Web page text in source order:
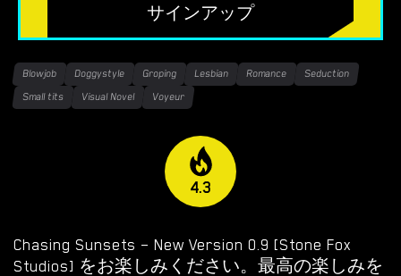
フリーセックスシミュレーター
無料エロゲーム
OVERWATCH WEEKEND FUCK
OVERWATCH SCHOOL DAYS
RESIDENT EVIL NET ADVENTURE
Blowjob Doggystyle Groping Lesbian Romance
Seduction
Small tits
Visual Novel Voyeur
4.3
Chasing Sunsets – New Version 0.9 [Stone Fox
Studios] をお楽しみください。最高の楽しみを
サインアップ